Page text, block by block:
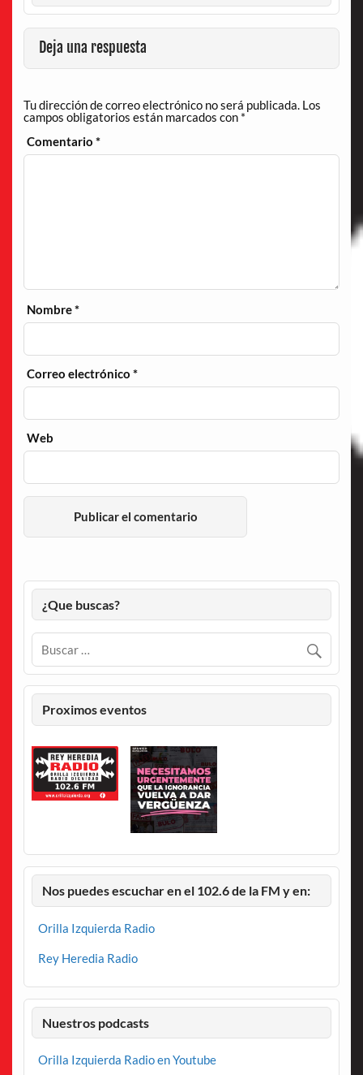
Deja una respuesta
Tu dirección de correo electrónico no será publicada. Los
campos obligatorios están marcados con *
Comentario*
Nombre*
Correo electrónico*
Web
¿Que buscas?
Proximos eventos
Nos puedes escuchar en el 102.6 de la FM y en:
Orilla Izquierda Radio
Rey Heredia Radio
Nuestros podcasts
Orilla Izquierda Radio en Youtube